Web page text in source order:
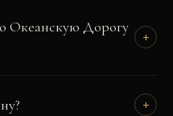
Океанскую Дорогу
+
+